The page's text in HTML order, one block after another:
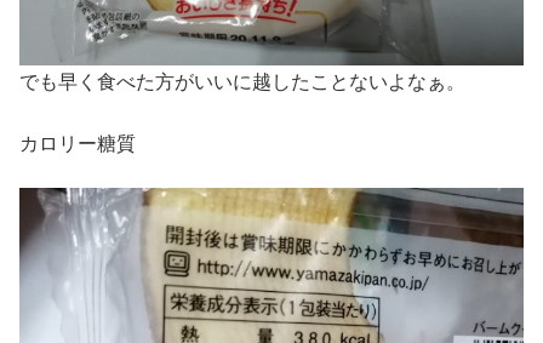
でも早く食べた方がいいに越したことないよなぁ。
カロリー糖質